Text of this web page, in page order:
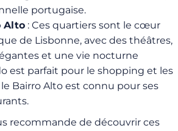
portugaise.
Alto : Ces quartiers sont le cœur
de Lisbonne, avec des théâtres,
et une vie nocturne
est parfait pour le shopping et les
Bairro Alto est connu pour ses
recommande de découvrir ces